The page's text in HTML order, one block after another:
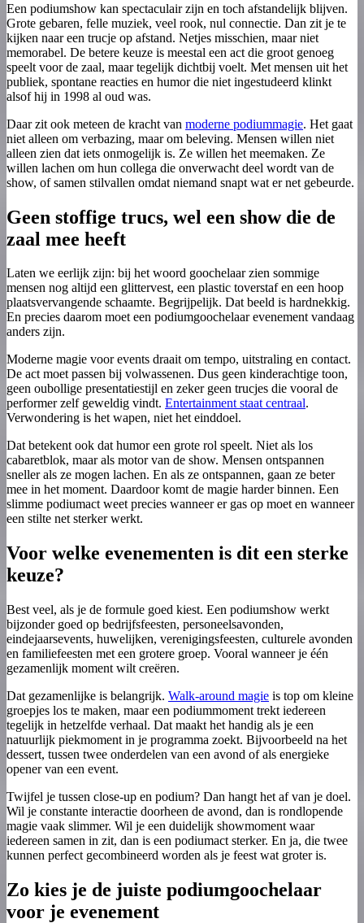
Een podiumshow kan spectaculair zijn en toch afstandelijk blijven.
Grote gebaren, felle muziek, veel rook, nul connectie. Dan zit je te
kijken naar een trucje op afstand. Netjes misschien, maar niet
memorabel. De betere keuze is meestal een act die groot genoeg
speelt voor de zaal, maar tegelijk dichtbij voelt. Met mensen uit het
publiek, spontane reacties en humor die niet ingestudeerd klinkt
alsof hij in 1998 al oud was.
Daar zit ook meteen de kracht van moderne podiummagie. Het gaat
niet alleen om verbazing, maar om beleving. Mensen willen niet
alleen zien dat iets onmogelijk is. Ze willen het meemaken. Ze
willen lachen om hun collega die onverwacht deel wordt van de
show, of samen stilvallen omdat niemand snapt wat er net gebeurde.
Geen stoffige trucs, wel een show die de
zaal mee heeft
Laten we eerlijk zijn: bij het woord goochelaar zien sommige
mensen nog altijd een glittervest, een plastic toverstaf en een hoop
plaatsvervangende schaamte. Begrijpelijk. Dat beeld is hardnekkig.
En precies daarom moet een podiumgoochelaar evenement vandaag
anders zijn.
Moderne magie voor events draait om tempo, uitstraling en contact.
De act moet passen bij volwassenen. Dus geen kinderachtige toon,
geen oubollige presentatiestijl en zeker geen trucjes die vooral de
performer zelf geweldig vindt. Entertainment staat centraal.
Verwondering is het wapen, niet het einddoel.
Dat betekent ook dat humor een grote rol speelt. Niet als los
cabaretblok, maar als motor van de show. Mensen ontspannen
sneller als ze mogen lachen. En als ze ontspannen, gaan ze beter
mee in het moment. Daardoor komt de magie harder binnen. Een
slimme podiumact weet precies wanneer er gas op moet en wanneer
een stilte net sterker werkt.
Voor welke evenementen is dit een sterke
keuze?
Best veel, als je de formule goed kiest. Een podiumshow werkt
bijzonder goed op bedrijfsfeesten, personeelsavonden,
eindejaarsevents, huwelijken, verenigingsfeesten, culturele avonden
en familiefeesten met een grotere groep. Vooral wanneer je één
gezamenlijk moment wilt creëren.
Dat gezamenlijke is belangrijk. Walk-around magie is top om kleine
groepjes los te maken, maar een podiummoment trekt iedereen
tegelijk in hetzelfde verhaal. Dat maakt het handig als je een
natuurlijk piekmoment in je programma zoekt. Bijvoorbeeld na het
dessert, tussen twee onderdelen van een avond of als energieke
opener van een event.
Twijfel je tussen close-up en podium? Dan hangt het af van je doel.
Wil je constante interactie doorheen de avond, dan is rondlopende
magie vaak slimmer. Wil je een duidelijk showmoment waar
iedereen samen in zit, dan is een podiumact sterker. En ja, die twee
kunnen perfect gecombineerd worden als je feest wat groter is.
Zo kies je de juiste podiumgoochelaar
voor je evenement